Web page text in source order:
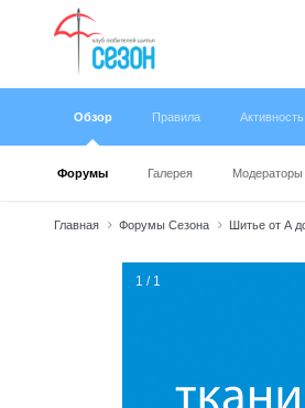
Обзор
Форумы Галерея Модераторы
Правила Активность
Главная Форумы Сезона Шитье от А
1 / 1